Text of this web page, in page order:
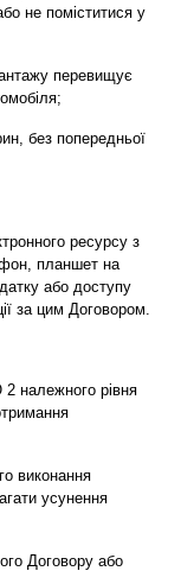
не поміститися у
перевищує
без попередньої
ресурсу з
планшет на
або доступу
за цим Договором.
належного рівня
виконання
усунення
Договору або